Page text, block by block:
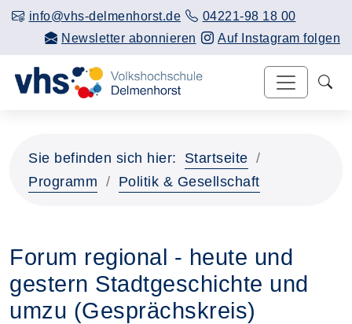
info@vhs-delmenhorst.de
04221-98 18 00
Newsletter abonnieren
Auf Instagram folgen
Sie befinden sich hier:
Startseite
Programm
Politik & Gesellschaft
Forum regional - heute und
gestern Stadtgeschichte und
umzu (Gesprächskreis)